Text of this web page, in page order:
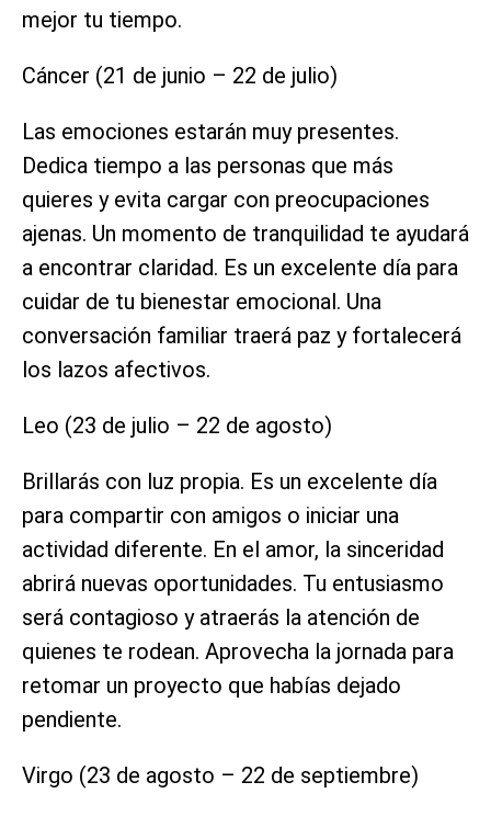
mejor tu tiempo.
Cáncer (21 de junio – 22 de julio)
Las emociones estarán muy presentes.
Dedica tiempo a las personas que más
quieres y evita cargar con preocupaciones
ajenas. Un momento de tranquilidad te ayudará
a encontrar claridad. Es un excelente día para
cuidar de tu bienestar emocional. Una
conversación familiar traerá paz y fortalecerá
los lazos afectivos.
Leo (23 de julio – 22 de agosto)
Brillarás con luz propia. Es un excelente día
para compartir con amigos o iniciar una
actividad diferente. En el amor, la sinceridad
abrirá nuevas oportunidades. Tu entusiasmo
será contagioso y atraerás la atención de
quienes te rodean. Aprovecha la jornada para
retomar un proyecto que habías dejado
pendiente.
Virgo (23 de agosto – 22 de septiembre)